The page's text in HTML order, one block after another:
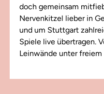
doch gemeinsam
Nervenkitzel lieber in
und um Stuttgart
Spiele live übertragen.
Leinwände unter